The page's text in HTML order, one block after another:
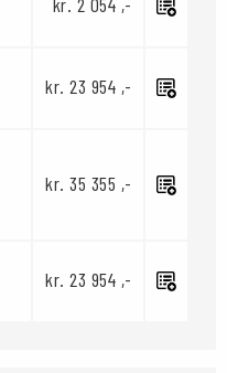
kr. 23 954 ,-
kr. 35 355 ,-
kr. 23 954 ,-